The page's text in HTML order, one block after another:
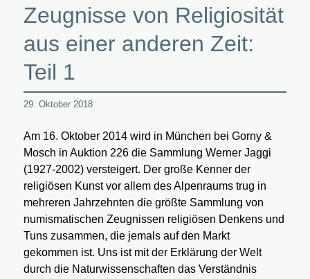
Zeugnisse von Religiosität
aus einer anderen Zeit:
Teil 1
29. Oktober 2018
Am 16. Oktober 2014 wird in München bei Gorny &
Mosch in Auktion 226 die Sammlung Werner Jaggi
(1927-2002) versteigert. Der große Kenner der
religiösen Kunst vor allem des Alpenraums trug in
mehreren Jahrzehnten die größte Sammlung von
numismatischen Zeugnissen religiösen Denkens und
Tuns zusammen, die jemals auf den Markt
gekommen ist. Uns ist mit der Erklärung der Welt
durch die Naturwissenschaften das Verständnis